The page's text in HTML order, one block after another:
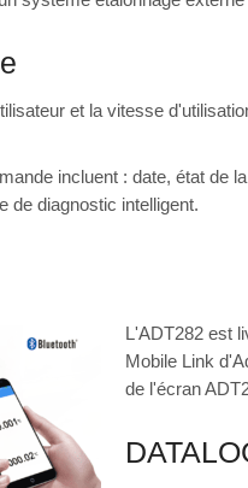
et la vitesse
incluent : date, état de
de diagnostic intelligent.
L'ADT282 est
Mobile Link
de l'écran